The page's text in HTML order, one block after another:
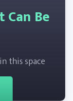
Be
this space